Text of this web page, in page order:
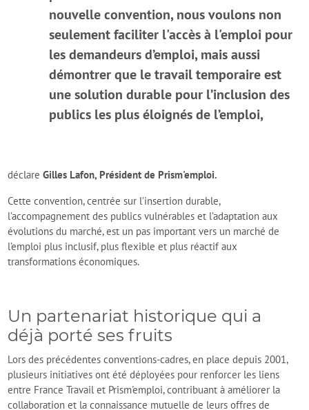
nouvelle convention, nous voulons non
seulement faciliter l'accès à l'emploi pour
les demandeurs d’emploi, mais aussi
démontrer que le travail temporaire est
une solution durable pour l’inclusion des
publics les plus éloignés de l’emploi,
déclareGilles Lafon, Président de Prism'emploi.
Cette convention, centrée sur l’insertion durable,
l’accompagnement des publics vulnérables et l’adaptation aux
évolutions du marché, est un pas important vers un marché de
l’emploi plus inclusif, plus flexible et plus réactif aux
transformations économiques.
Un partenariat historique qui a
déjà porté ses fruits
Lors des précédentes conventions-cadres, en place depuis 2001,
plusieurs initiatives ont été déployées pour renforcer les liens
entre France Travail et Prism'emploi, contribuant à améliorer la
collaboration et la connaissance mutuelle de leurs offres de